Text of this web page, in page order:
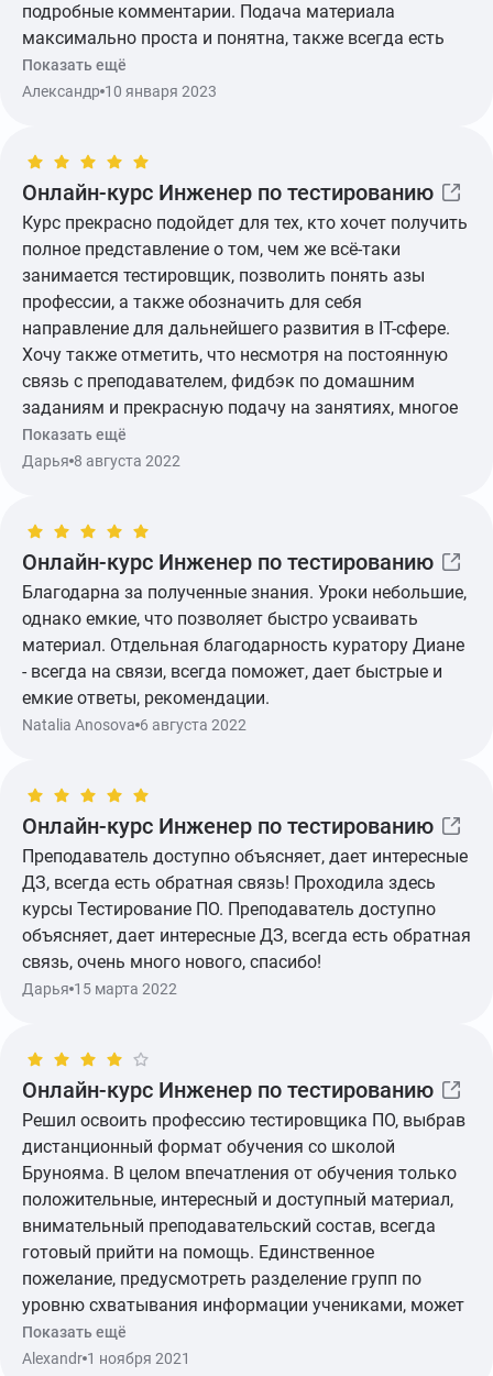
подробные комментарии. Подача материала
максимально проста и понятна, также всегда есть
ссылки на дополнительные статьи, которые будут
полезны для выполнения практики. На самом деле,
мне хотелось бы просмотреть весь курс 1 видео, но в
любом случае весь материал в бессрочном доступе.
Показать ещё
Александр 10 января 2023
Онлайн-курс Инженер по тестированию
Курс прекрасно подойдет для тех, кто хочет получить
полное представление о том, чем же всё-таки
занимается тестировщик, позволить понять азы
профессии, а также обозначить для себя
направление для дальнейшего развития в IT-сфере.
Хочу также отметить, что несмотря на постоянную
связь с преподавателем, фидбэк по домашним
заданиям и прекрасную подачу на занятиях, многое
придется гуглить и постигать самостоятельно, но это
неотъемлемая часть современной жизни. Моим
доступную подачу информации и живой интерес к
своему делу.
Показать ещё
Дарья 8 августа 2022
Онлайн-курс Инженер по тестированию
Благодарна за полученные знания. Уроки небольшие,
однако емкие, что позволяет быстро усваивать
материал. Отдельная благодарность куратору Диане
- всегда на связи, всегда поможет, дает быстрые и
емкие ответы, рекомендации.
Показать ещё
Natalia Anosova 6 августа 2022
Онлайн-курс Инженер по тестированию
Преподаватель доступно объясняет, дает интересные
ДЗ, всегда есть обратная связь! Проходила здесь
курсы Тестирование ПО. Преподаватель доступно
объясняет, дает интересные ДЗ, всегда есть обратная
связь, очень много нового, спасибо!
Показать ещё
Дарья 15 марта 2022
Онлайн-курс Инженер по тестированию
Решил освоить профессию тестировщика ПО, выбрав
дистанционный формат обучения со школой
Брунояма. В целом впечатления от обучения только
положительные, интересный и доступный материал,
внимательный преподавательский состав, всегда
готовый прийти на помощь. Единственное
пожелание, предусмотреть разделение групп по
уровню схватывания информации учениками, может
тест какой-нибудь проводить при записи. Просто
группа равняется по самому медленному из
Показать ещё
Alexandr 1 ноября 2021